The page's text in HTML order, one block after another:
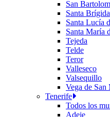
San
Santa Brígida
Santa Lucía
Santa María
Tejeda
Telde
Teror
Valleseco
Valsequillo
Vega de San
Tenerife
Todos los
Adeje